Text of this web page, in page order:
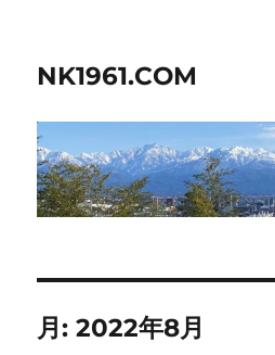
NK1961.COM
月:2022年8月